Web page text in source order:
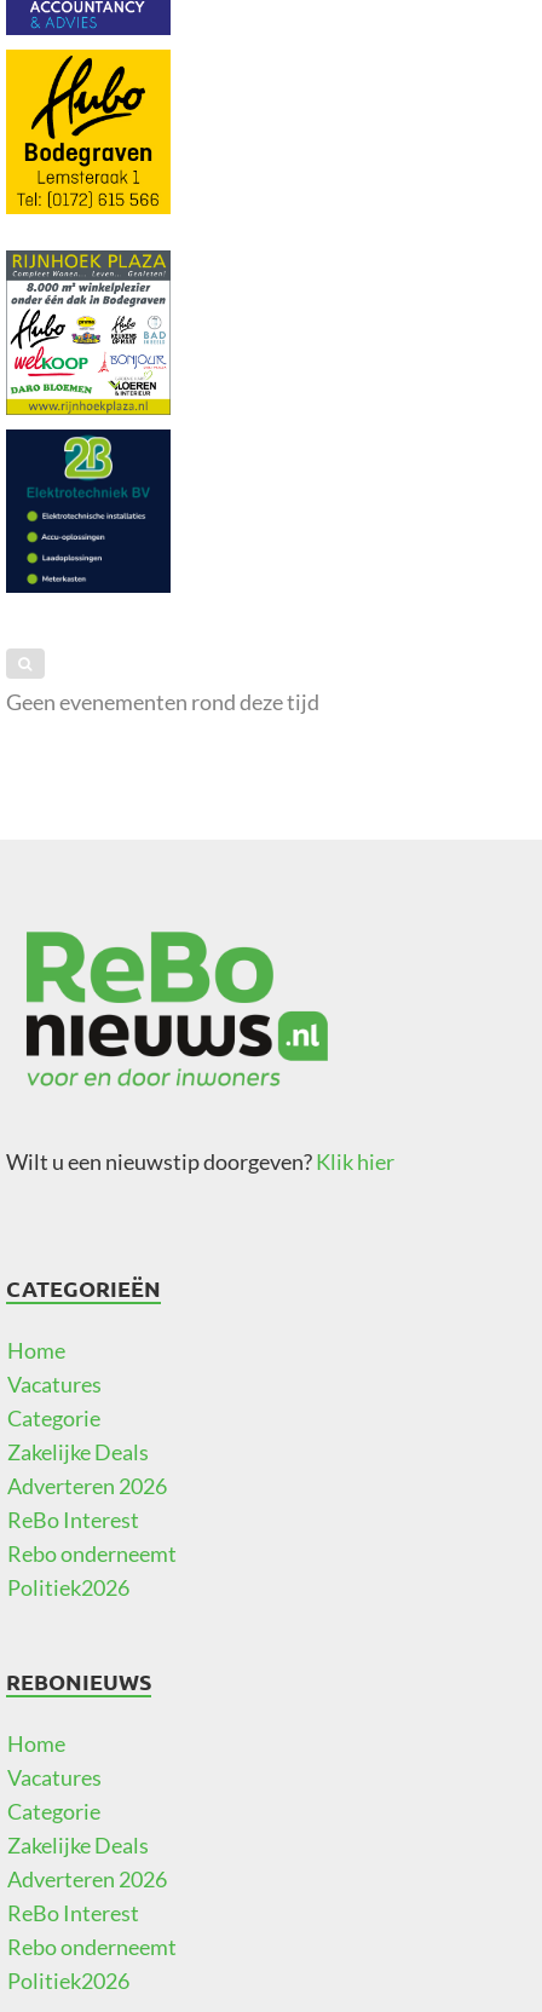
Geen evenementen rond deze tijd
Wilt u een nieuwstip doorgeven?Klik hier
CATEGORIEËN
Home
Vacatures
Categorie
Zakelijke Deals
Adverteren 2026
ReBo Interest
Rebo onderneemt
Politiek2026
REBONIEUWS
Home
Vacatures
Categorie
Zakelijke Deals
Adverteren 2026
ReBo Interest
Rebo onderneemt
Politiek2026